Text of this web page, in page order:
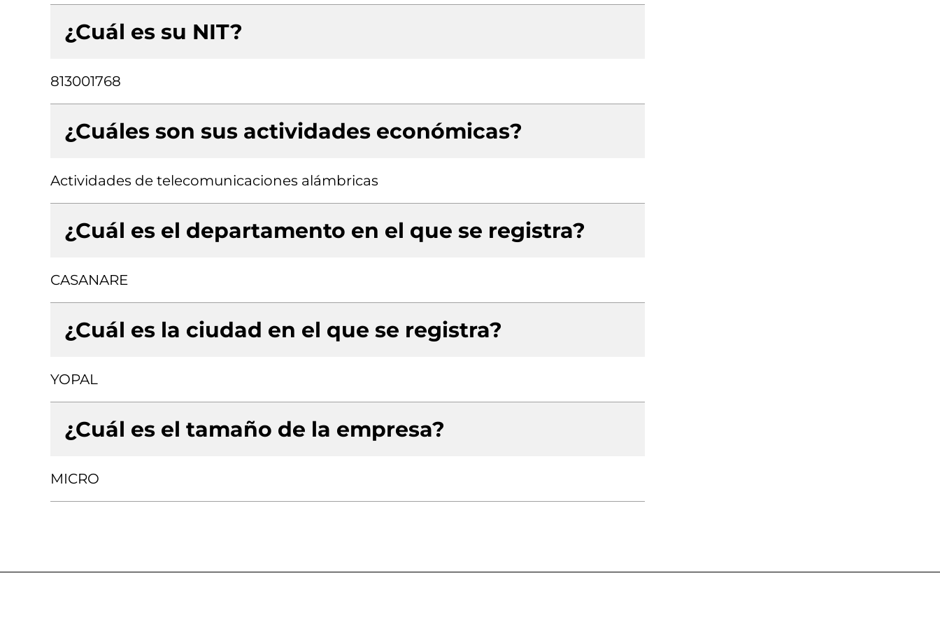
¿Cuál es su NIT?
813001768
¿Cuáles son sus actividades económicas?
Actividades de telecomunicaciones alámbricas
¿Cuál es el departamento en el que se registra?
CASANARE
¿Cuál es la ciudad en el que se registra?
YOPAL
¿Cuál es el tamaño de la empresa?
MICRO